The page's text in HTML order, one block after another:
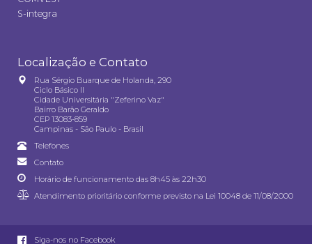
S-integra
Localização e Contato
Rua Sérgio Buarque de Holanda, 290
Ciclo Básico II
Cidade Universitária "Zeferino Vaz"
Bairro Barão Geraldo
CEP 13083-859
Campinas - São Paulo - Brasil
Telefones
Contato
Horário de funcionamento das 8h45 às 22h30
Atendimento prioritário conforme previsto na Lei 10048 de 11/08/2000
Siga-nos no Facebook